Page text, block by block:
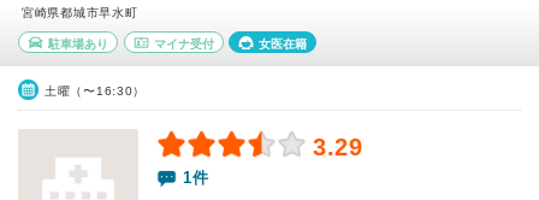
宮崎県都城市早水町
駐車場あり マイナ受付 女医在籍
土曜（〜16:30）
3.29
1件